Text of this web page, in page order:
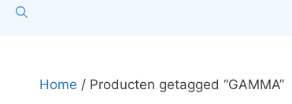
Home / Producten getagged “GAMMA”